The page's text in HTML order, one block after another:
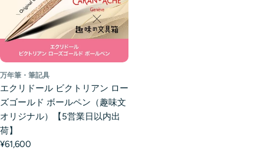
万年筆・筆記具
エクリドール ビクトリアン ロー
ズゴールド ボールペン（趣味文
オリジナル）【5営業日以内出
荷】
¥61,600